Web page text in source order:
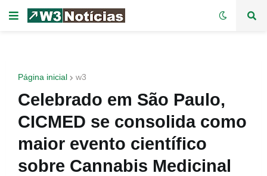
Página inicial w3
Celebrado em São Paulo,
CICMED se consolida como
maior evento científico
sobre Cannabis Medicinal